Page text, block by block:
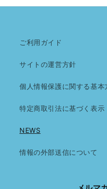
ご利用ガイド
サイトの運営方針
個人情報保護に関する基本
特定商取引法に基づく表示
NEWS
情報の外部送信について